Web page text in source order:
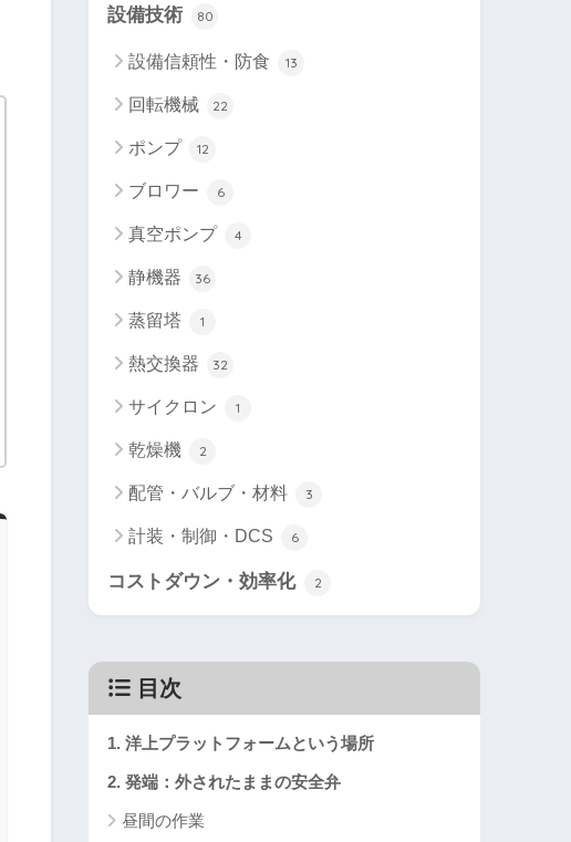
設備技術 80
設備信頼性・防食 13
回転機械 22
ポンプ 12
ブロワー 6
真空ポンプ 4
静機器 36
蒸留塔 1
熱交換器 32
サイクロン 1
乾燥機 2
配管・バルブ・材料 3
計装・制御・DCS 6
コストダウン・効率化 2
目次
1. 洋上プラットフォームという場所
2. 発端：外されたままの安全弁
昼間の作業